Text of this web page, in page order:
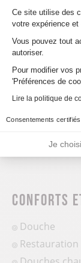
Capacité
Surface :
Nombre
Conforts
Douche
Restauration
Ce site utilise des
votre expérience
Vous pouvez tout
autoriser.
Pour modifier vos
'Préférences de
Lire la politique de
Consentements
Je